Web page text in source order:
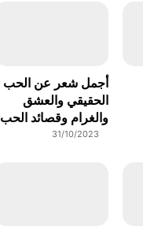
أجمل شعر عن الحب
الحقيقي والعشق
والغرام وقصائد الحب
31/10/2023